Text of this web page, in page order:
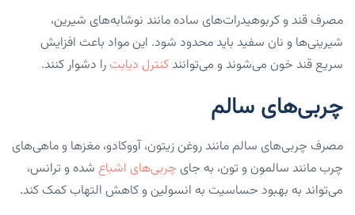
مصرف قند و کربوهیدرات‌های ساده مانند نوشابه‌های شیرین،
شیرینی‌ها و نان سفید باید محدود شود. این مواد باعث افزایش
سریع قند خون می‌شوند و می‌توانند کنترل دیابت را دشوار کنند.
چربی‌های سالم
مصرف چربی‌های سالم مانند روغن زیتون، آووکادو، مغزها و ماهی‌های
چرب مانند سالمون و تون، به جای چربی‌های اشباع شده و ترانس،
می‌تواند به بهبود حساسیت به انسولین و کاهش التهاب کمک کند.